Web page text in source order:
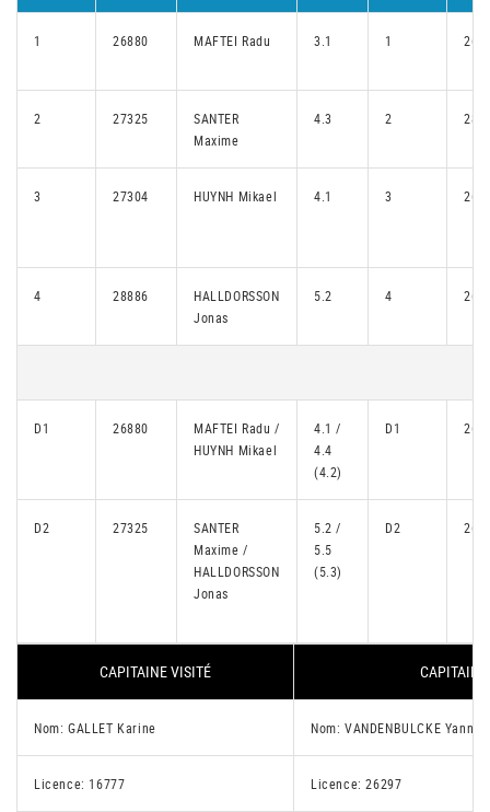
1 26880 MAFTEI Radu 3.1 1
2 27325
SANTER
Maxime
4.3 2
3 27304 HUYNH Mikael 4.1 3
4 28886
HALLDORSSON
Jonas
5.2 4
D1 26880
MAFTEI Radu /
HUYNH Mikael
4.1 /
4.4
(4.2)
D1
D2 27325
SANTER
Maxime /
HALLDORSSON
Jonas
5.2 /
5.5
(5.3)
D2
CAPITAINE VISITÉ
Nom: GALLET Karine Nom: VANDENBULCKE Yannick
Licence: 16777 Licence: 26297